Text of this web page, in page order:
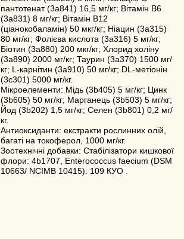
пантотенат (3a841) 16,5 мг/кг; Вітамін B6
(3a831) 8 мг/кг; Вітамін B12
(ціанокобаламін) 50 мкг/кг; Ніацин (3a315)
80 мг/кг; Фолієва кислота (3a316) 5 мг/кг;
Біотин (3a880) 200 мкг/кг; Хлорид холіну
(3a890) 2000 мг/кг; Таурин (3a370) 1500 мг/
кг; L-карнітин (3a910) 50 мг/кг; DL-метіонін
(3c301) 5000 мг/кг.
Мікроелементи: Мідь (3b405) 5 мг/кг; Цинк
(3b605) 50 мг/кг; Марганець (3b503) 5 мг/кг;
Йод (3b202) 1,5 мг/кг; Селен (3b801) 0,2 мг/
кг.
Антиоксиданти: екстракти рослинних олій,
багаті на токоферол, 1000 мг/кг.
Зоотехнічні добавки: Стабілізатори кишкової
флори: 4b1707, Enterococcus faecium (DSM
10663/ NCIMB 10415): 109 КУО .